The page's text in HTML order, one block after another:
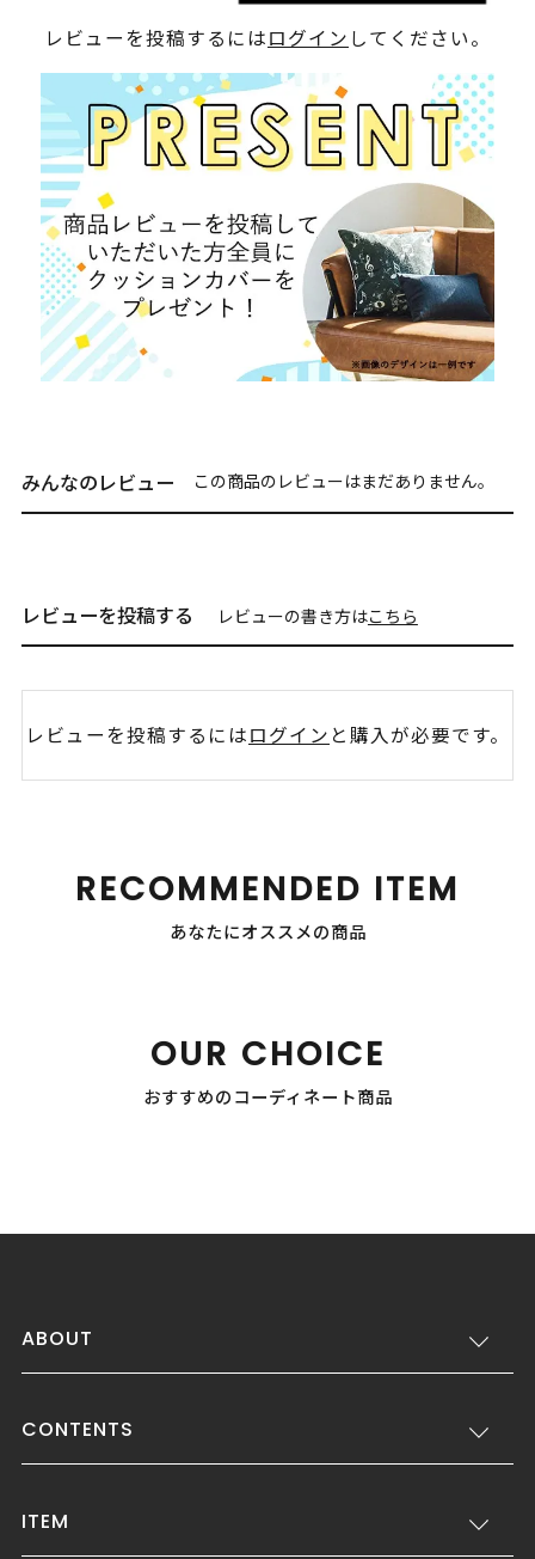
レビューを投稿するにはログイン してください。
みんなのレビュー この商品のレビューはまだありません。
レビューを投稿する レビューの書き方はこちら
レビューを投稿するにはログイン と購入が必要です。
RECOMMENDED ITEM
あなたにオススメの商品
OUR CHOICE
おすすめのコーディネート商品
ABOUT
CONTENTS
ITEM